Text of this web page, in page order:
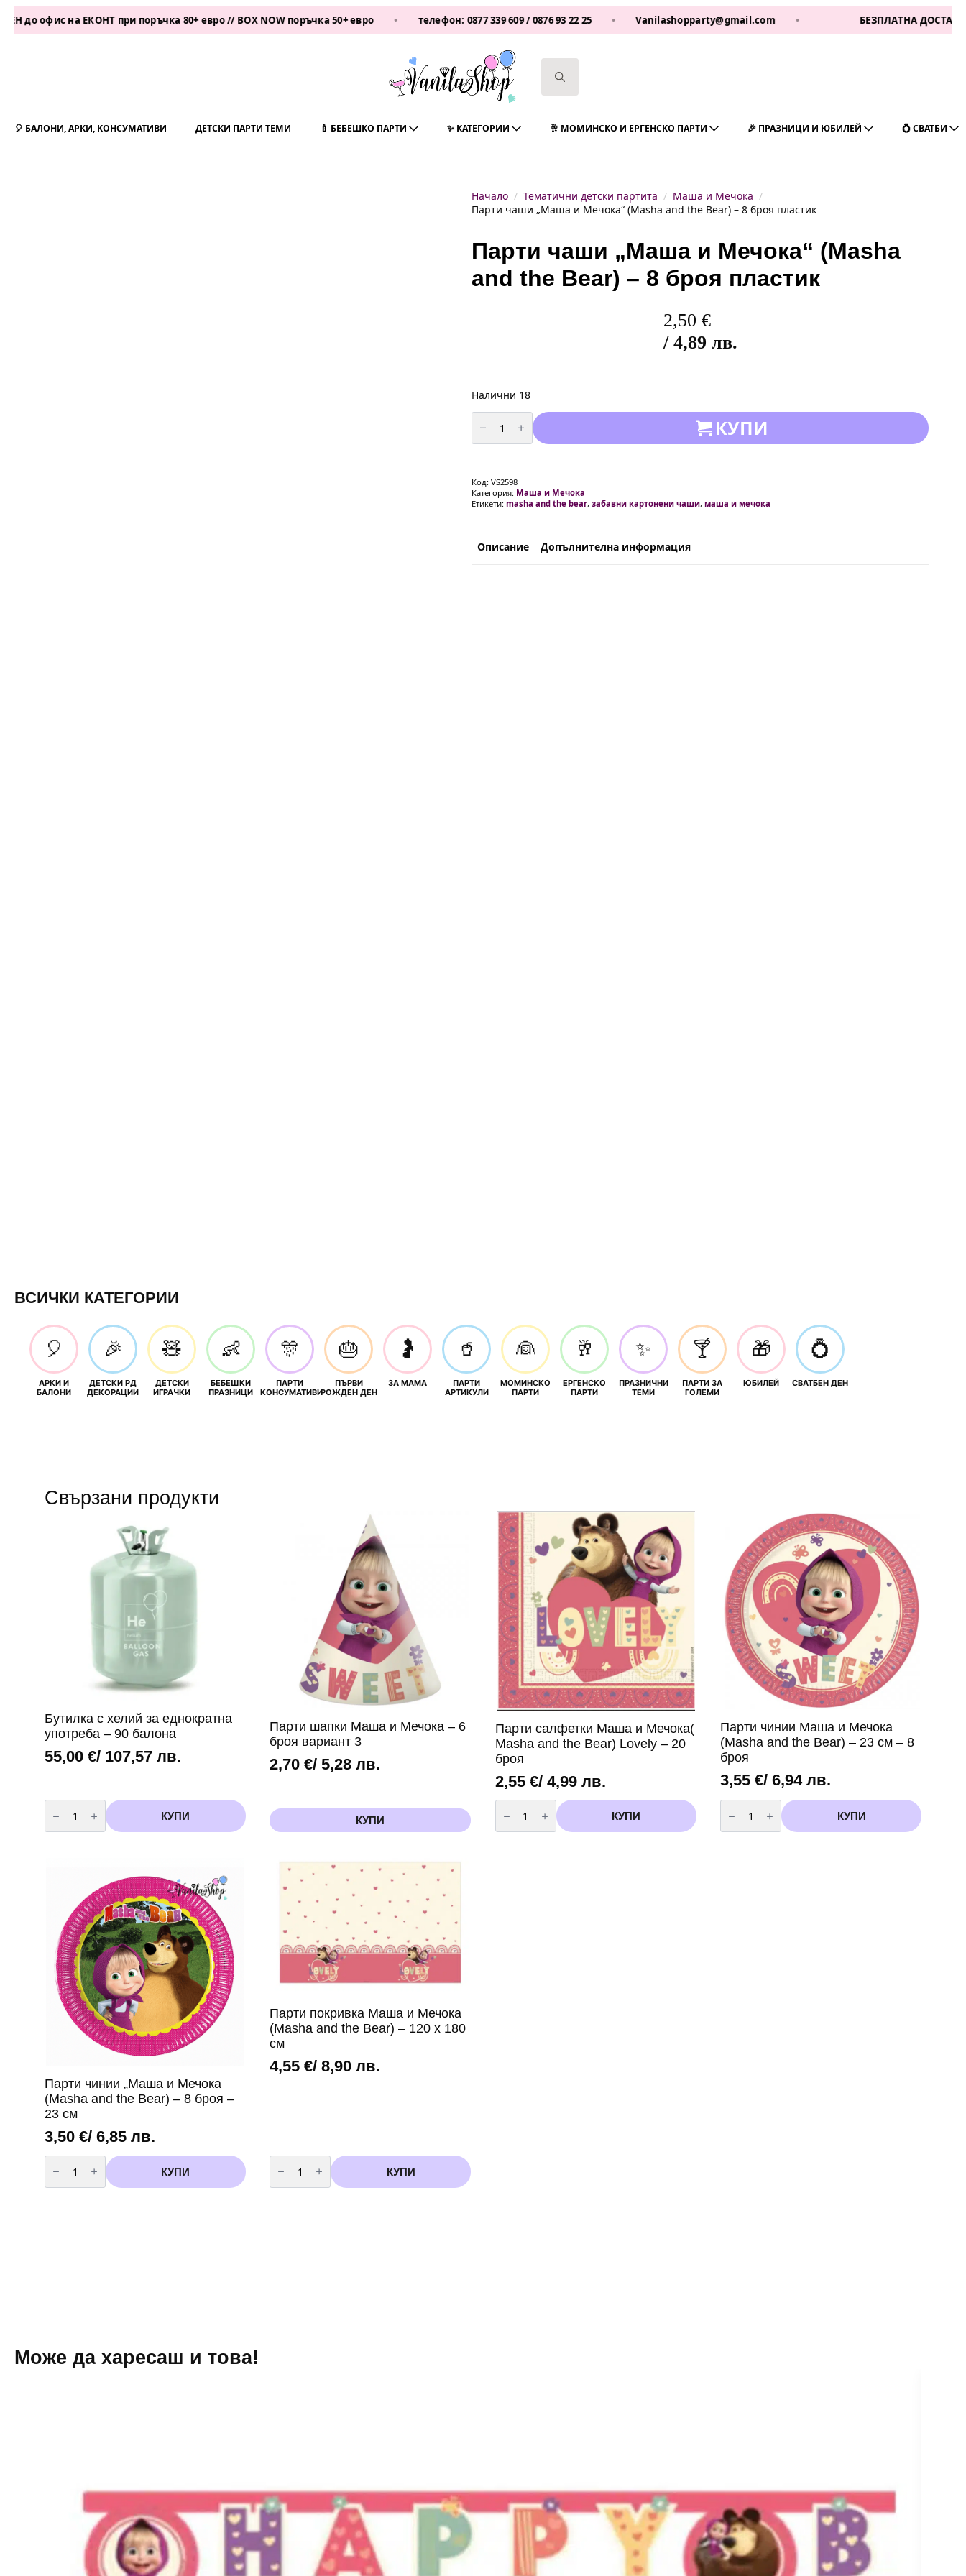
на ЕКОНТ при поръчка 80+ евро // BOX NOW поръчка 50+ евро • телефон:0877 339 609/0876 93 22 25 • Vanilashopparty@gmail.com • БЕЗПЛАТНА ДОСТАВКА ЗА 1
🎈 БАЛОНИ, АРКИ, КОНСУМАТИВИ ДЕТСКИ ПАРТИ ТЕМИ 🍼 БЕБЕШКО ПАРТИ ✨ КАТЕГОРИИ 🥂 МОМИНСКО И ЕРГЕНСКО ПАРТИ 🎉 ПРАЗНИЦИ И ЮБИЛЕЙ 💍 СВАТБИ
Начало Тематични детски партита
Маша и Мечока
Парти чаши „Маша и Мечока“ (Masha and the Bear) – 8 броя пластик
Парти чаши „Маша и Мечока“ (Masha
and the Bear) – 8 броя пластик
2,50 €
/ 4,89 лв.
Налични 18
количество
за
Парти
чаши
Мечока"
(Masha
and
the
броя
КУПИ
Код: VS2598
Категория: Маша и Мечока
Етикети: masha and the bear, забавни картонени чаши, маша и мечока
Описание Допълнителна информация
ВСИЧКИ КАТЕГОРИИ
🎈
АРКИ И
БАЛОНИ
🎉
ДЕТСКИ РД
ДЕКОРАЦИИ
🧸
ДЕТСКИ
ИГРАЧКИ
👶
БЕБЕШКИ
ПРАЗНИЦИ
🎊
ПАРТИ
КОНСУМАТИВИ
🎂
ПЪРВИ
РОЖДЕН ДЕН
🤰
ЗА МАМА
🥤
ПАРТИ
АРТИКУЛИ
👰
МОМИНСКО
ПАРТИ
🥂
ЕРГЕНСКО
ПАРТИ
✨
ПРАЗНИЧНИ
ТЕМИ
🍸
ПАРТИ ЗА
ГОЛЕМИ
🎁
ЮБИЛЕЙ
💍
СВАТБЕН ДЕН
Свързани продукти
Бутилка с хелий за еднократна
употреба – 90 балона
55,00 €/ 107,57 лв.
количество
за
Бутилка
с
балона
КУПИ
Парти шапки Маша и Мечока – 6
броя вариант 3
2,70€/ 5,28 лв.
КУПИ
Парти салфетки Маша и Мечока(
Masha and the Bear) Lovely – 20
броя
2,55 €/ 4,99 лв.
количество
за
Парти
салфетки
КУПИ
Парти чинии Маша и Мечока
(Masha and the Bear) – 23 см – 8
броя
3,55€/ 6,94 лв.
количество
за
Парти
чинии
КУПИ
Парти чинии „Маша и Мечока
(Masha and the Bear) – 8 броя –
23 см
3,50 €/ 6,85 лв.
количество
за
Парти
чинии
КУПИ
Парти покривка Маша и Мечока
(Masha and the Bear) – 120 x 180
см
4,55€/ 8,90 лв.
количество
за
Парти
покривка
КУПИ
Може да харесаш и това!